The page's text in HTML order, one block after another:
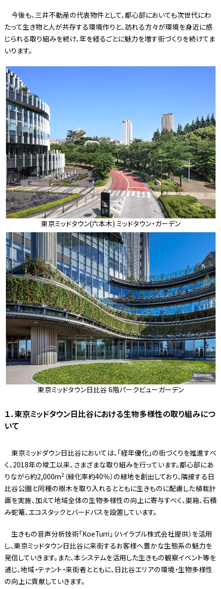
今後も、三井不動産の代表物件として、都心部においても次世代にわ
たって生き物と人が共存する環境作りと、訪れる方々が環境を身近に感
じられる取り組みを続け、年を経るごとに魅力を増す街づくりを続けてま
いります。
東京ミッドタウン(六本木) ミッドタウン・ガーデン
東京ミッドタウン日比谷 6階パークビューガーデン
１．東京ミッドタウン日比谷における生物多様性の取り組みにつ
いて
東京ミッドダウン日比谷においては、「経年優化」の街づくりを推進すべ
く、2018年の竣工以来、さまざまな取り組みを行っています。都心部にあ
りながら約2,000m2（緑化率約40％）の緑地を創出しており、隣接する日
比谷公園と同種の樹木を取り入れるとともに生きものに配慮した植栽計
画を実施、加えて地域全体の生物多様性の向上に寄与すべく、巣箱、石積
み蛇篭、エコスタックとバードバスを設置しています。
生きもの音声分析技術「KoeTurri」（ハイラブル株式会社提供）を活用
し、東京ミッドタウン日比谷に来街するお客様へ豊かな生態系の魅力を
発信していきます。また、本システムを活用した生きもの観察イベント等を
通じ、地域・テナント・来街者とともに、日比谷エリアの環境・生物多様性
の向上に貢献していきます。